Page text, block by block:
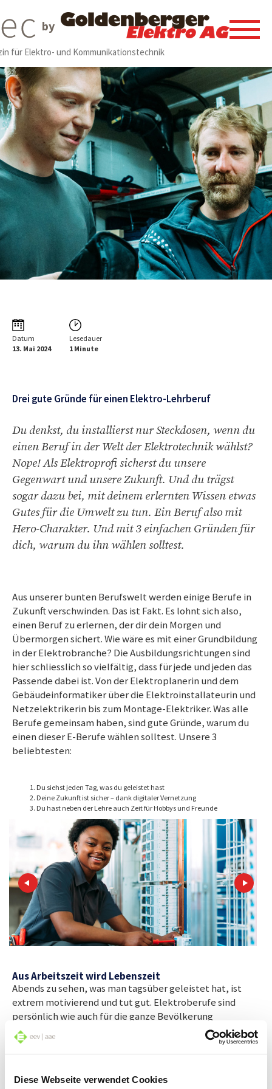
Diese Webseite verwendet Cookies
by
für Elektro- und Kommunikationstechnik
Datum
13. Mai 2024
Lesedauer
1 Minute
Drei gute Gründe für einen Elektro-Lehrberuf
Du denkst, du installierst nur Steckdosen, wenn du
einen Beruf in der Welt der Elektrotechnik wählst?
Nope! Als Elektroprofi sicherst du unsere
Gegenwart und unsere Zukunft. Und du trägst
sogar dazu bei, mit deinem erlernten Wissen etwas
Gutes für die Umwelt zu tun. Ein Beruf also mit
Hero-Charakter. Und mit 3 einfachen Gründen für
dich, warum du ihn wählen solltest.
Aus unserer bunten Berufswelt werden einige Berufe in
Zukunft verschwinden. Das ist Fakt. Es lohnt sich also,
einen Beruf zu erlernen, der dir dein Morgen und
Übermorgen sichert. Wie wäre es mit einer Grundbildung
in der Elektrobranche? Die Ausbildungsrichtungen sind
hier schliesslich so vielfältig, dass für jede und jeden das
Passende dabei ist. Von der Elektroplanerin und dem
Gebäudeinformatiker über die Elektroinstallateurin und
Netzelektrikerin bis zum Montage-Elektriker. Was alle
Berufe gemeinsam haben, sind gute Gründe, warum du
einen dieser E-Berufe wählen solltest. Unsere 3
beliebtesten:
Du siehst jeden Tag, was du geleistet hast
Deine Zukunft ist sicher – dank digitaler Vernetzung
Du hast neben der Lehre auch Zeit für Hobbys und Freunde
Aus Arbeitszeit wird Lebenszeit
Abends zu sehen, was man tagsüber geleistet hat, ist
extrem motivierend und tut gut. Elektroberufe sind
persönlich wie auch für die ganze Bevölkerung
sinnstiftend. Immerhin sicherst du als Elektrofachperson
einen elementaren Teil der Grundversorgung. Denn alle
Zeichen stehen auf Strom. Ob beim Elektroauto, bei der
geht ohne Elektrizität. Apropos sinnstiftend: Als Profi im